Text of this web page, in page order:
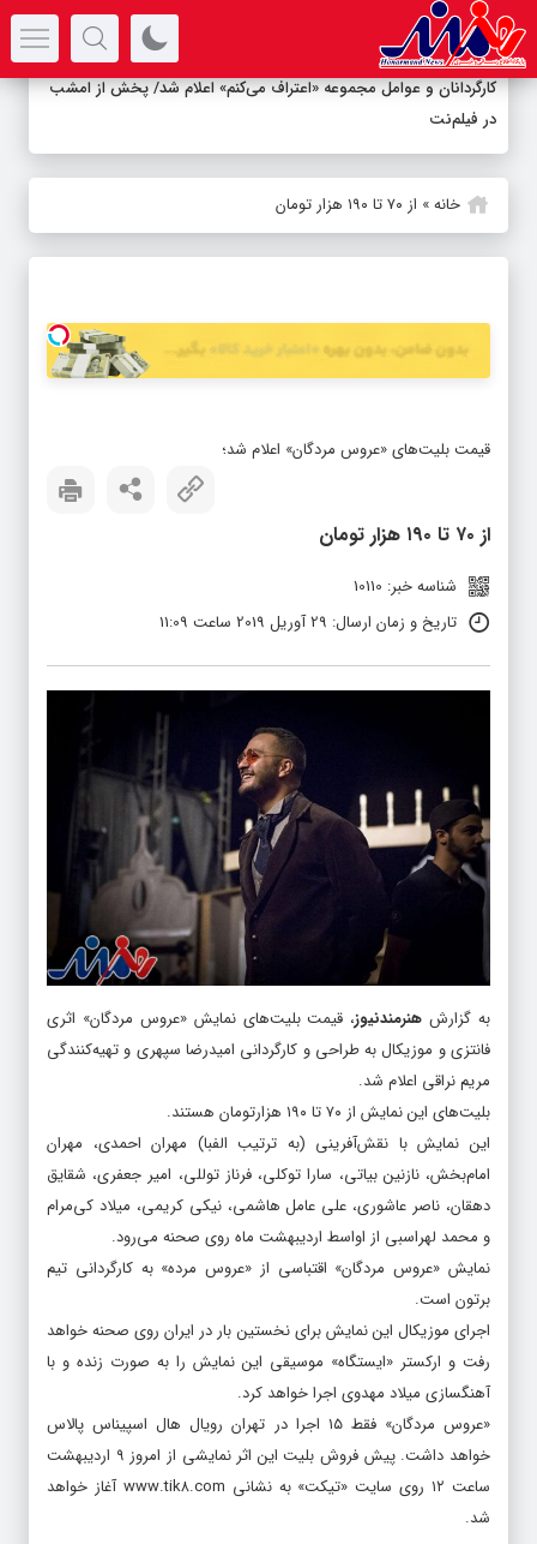
کارگردانان و عوامل مجموعه «اعتراف می‌کنم» اعلام شد/ پخش از امشب
در فیلم‌نت
خانه» از ۷۰ تا ۱۹۰ هزار تومان
قیمت بلیت‌های «عروس مردگان» اعلام شد؛
از ۷۰ تا ۱۹۰ هزار تومان
شناسه خبر: 10110
تاریخ و زمان ارسال: 29 آوریل 2019 ساعت 11:09
به گزارش هنرمندنیوز، قیمت بلیت‌های نمایش «عروس مردگان» اثری
فانتزی و موزیکال به طراحی و کارگردانی امیدرضا سپهری و تهیه‌کنندگی
مریم نراقی اعلام شد.
بلیت‌های این نمایش از ۷۰ تا ۱۹۰ هزارتومان هستند.
این نمایش با نقش‌آفرینی (به ترتیب الفبا) مهران احمدی، مهران
امام‌بخش، نازنین بیاتی، سارا توکلی، فرناز توللی، امیر جعفری، شقایق
دهقان، ناصر عاشوری، علی عامل هاشمی، نیکی کریمی، میلاد کی‌مرام
و محمد لهراسبی از اواسط اردیبهشت ماه روی صحنه می‌رود.
نمایش «عروس مردگان» اقتباسی از «عروس مرده» به کارگردانی تیم
برتون است.
اجرای موزیکال این نمایش برای نخستین بار در ایران روی صحنه خواهد
رفت و ارکستر «ایستگاه» موسیقی این نمایش را به صورت زنده و با
آهنگسازی میلاد مهدوی اجرا خواهد کرد.
«عروس مردگان» فقط ۱۵ اجرا در تهران رویال هال اسپیناس پالاس
خواهد داشت. پیش فروش بلیت این اثر نمایشی از امروز ۹ اردیبهشت
ساعت ۱۲ روی سایت «تیکت» به نشانی www.tik۸.com آغاز خواهد
شد.